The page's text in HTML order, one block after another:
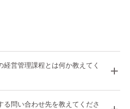
経営管理課程とは何か教えてく
る問い合わせ先を教えてくださ